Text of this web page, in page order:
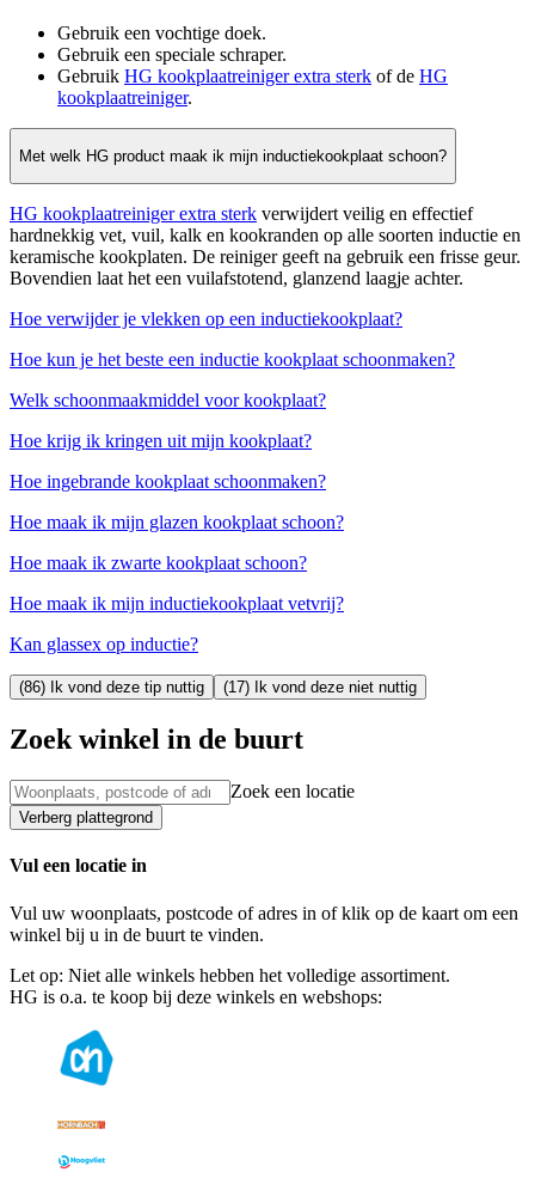
Gebruik een vochtige doek.
Gebruik een speciale schraper.
Gebruik HG kookplaatreiniger extra sterk of de HG
kookplaatreiniger.
Met welk HG product maak ik mijn inductiekookplaat schoon?
HG kookplaatreiniger extra sterk verwijdert veilig en effectief
hardnekkig vet, vuil, kalk en kookranden op alle soorten inductie en
keramische kookplaten. De reiniger geeft na gebruik een frisse geur.
Bovendien laat het een vuilafstotend, glanzend laagje achter.
Hoe verwijder je vlekken op een inductiekookplaat?
Hoe kun je het beste een inductie kookplaat schoonmaken?
Welk schoonmaakmiddel voor kookplaat?
Hoe krijg ik kringen uit mijn kookplaat?
Hoe ingebrande kookplaat schoonmaken?
Hoe maak ik mijn glazen kookplaat schoon?
Hoe maak ik zwarte kookplaat schoon?
Hoe maak ik mijn inductiekookplaat vetvrij?
Kan glassex op inductie?
(86) Ik vond deze tip nuttig (17) Ik vond deze niet nuttig
Zoek winkel in de buurt
Zoek een locatie
Verberg plattegrond
Vul een locatie in
Vul uw woonplaats, postcode of adres in of klik op de kaart om een
winkel bij u in de buurt te vinden.
Let op: Niet alle winkels hebben het volledige assortiment.
HG is o.a. te koop bij deze winkels en webshops: